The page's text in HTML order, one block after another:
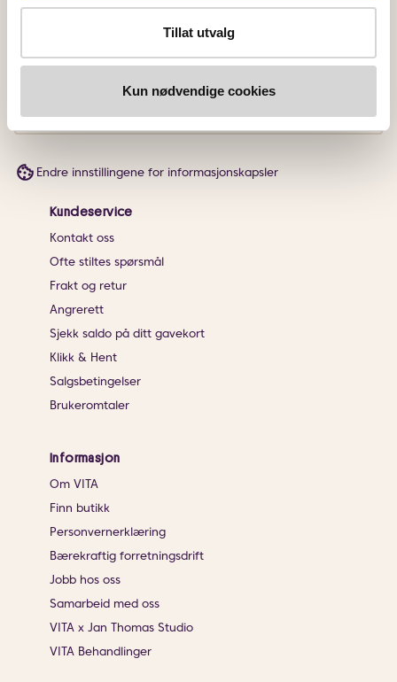
Tillat utvalg
Kun nødvendige cookies
Vi leverer med
Endre innstillingene for informasjonskapsler
Kundeservice
Kontakt oss
Ofte stiltes spørsmål
Frakt og retur
Angrerett
Sjekk saldo på ditt gavekort
Klikk & Hent
Salgsbetingelser
Brukeromtaler
Informasjon
Om VITA
Finn butikk
Personvernerklæring
Bærekraftig forretningsdrift
Jobb hos oss
Samarbeid med oss
VITA x Jan Thomas Studio
VITA Behandlinger